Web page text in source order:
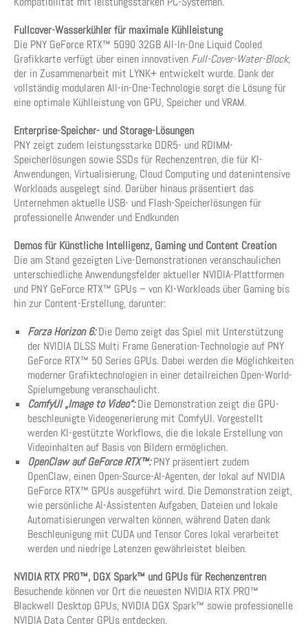
Fullcover-Wasserkühler für maximale Kühlleistung
Die PNY GeForce RTX™ 5090 32GB All-In-One Liquid Cooled
Grafikkarte verfügt über einen innovativen Full-Cover-Water-Block,
der in Zusammenarbeit mit LYNK+ entwickelt wurde. Dank der
vollständig modularen All-in-One-Technologie sorgt die Lösung für
eine optimale Kühlleistung von GPU, Speicher und VRAM.
Enterprise-Speicher- und Storage-Lösungen
PNY zeigt zudem leistungsstarke DDR5- und RDIMM-
Speicherlösungen sowie SSDs für Rechenzentren, die für KI-
Anwendungen, Virtualisierung, Cloud Computing und datenintensive
Workloads ausgelegt sind. Darüber hinaus präsentiert das
Unternehmen aktuelle USB- und Flash-Speicherlösungen für
professionelle Anwender und Endkunden
Demos für Künstliche Intelligenz, Gaming und Content Creation
Die am Stand gezeigten Live-Demonstrationen veranschaulichen
unterschiedliche Anwendungsfelder aktueller NVIDIA-Plattformen
und PNY GeForce RTX™ GPUs – von KI-Workloads über Gaming bis
hin zur Content-Erstellung, darunter:
Forza Horizon 6:Die Demo zeigt das Spiel mit Unterstützung
der NVIDIA DLSS Multi Frame Generation-Technologie auf PNY
GeForce RTX™ 50 Series GPUs. Dabei werden die Möglichkeiten
moderner Grafiktechnologien in einer detailreichen Open-World-
Spielumgebung veranschaulicht.
ComfyUI „Image to Video“:Die Demonstration zeigt die GPU-
beschleunigte Videogenerierung mit ComfyUI. Vorgestellt
werden KI-gestützte Workflows, die die lokale Erstellung von
Videoinhalten auf Basis von Bildern ermöglichen.
OpenClaw auf GeForce RTX™:PNY präsentiert zudem
OpenClaw, einen Open-Source-AI-Agenten, der lokal auf NVIDIA
GeForce RTX™ GPUs ausgeführt wird. Die Demonstration zeigt,
wie persönliche AI-Assistenten Aufgaben, Dateien und lokale
Automatisierungen verwalten können, während Daten dank
Beschleunigung mit CUDA und Tensor Cores lokal verarbeitet
werden und niedrige Latenzen gewährleistet bleiben.
NVIDIA RTX PRO™, DGX Spark™ und GPUs für Rechenzentren
Besuchende können vor Ort die neuesten NVIDIA RTX PRO™
Blackwell Desktop GPUs, NVIDIA DGX Spark™ sowie professionelle
NVIDIA Data Center GPUs entdecken.